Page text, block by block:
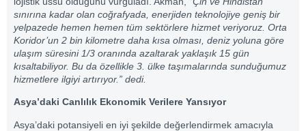
sınırına kadar olan coğrafyada, enerjiden teknolojiye geniş bir
yelpazede hemen hemen tüm sektörlere hizmet veriyoruz. Orta
Koridor’un 2 bin kilometre daha kısa olması, deniz yoluna göre
ulaşım süresini 1/3 oranında azaltarak yaklaşık 15 gün
kısaltabiliyor. Bu da özellikle 3. ülke taşımalarında sunduğumuz
hizmetlere ilgiyi artırıyor.” dedi.
Asya’daki Canlılık Ekonomik Verilere Yansıyor
Asya’daki potansiyeli en iyi şekilde değerlendirmek amacıyla